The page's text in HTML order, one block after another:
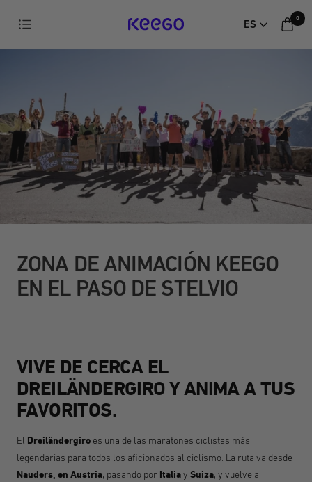
directamente
Navegación KEEGO ES
0
ZONA DE ANIMACIÓN KEEGO
EN EL PASO DE STELVIO
VIVE DE CERCA EL
DREILÄNDERGIRO Y ANIMA A TUS
FAVORITOS.
El Dreiländergiro es una de las maratones ciclistas más
legendarias para todos los aficionados al ciclismo. La ruta va desde
Nauders, en Austria, pasando por Italiay Suiza, y vuelve a